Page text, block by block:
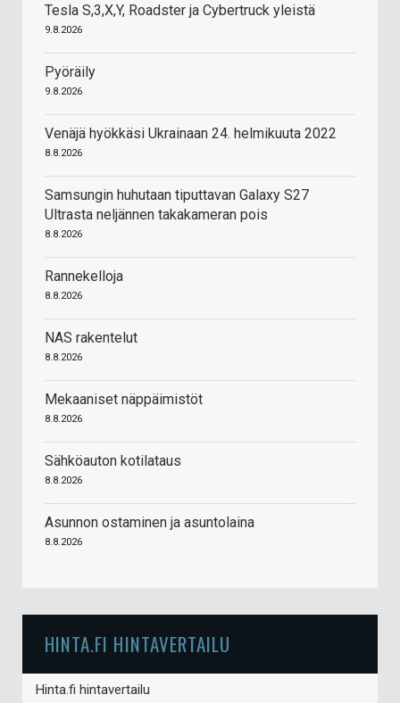
Tesla S,3,X,Y, Roadster ja Cybertruck yleistä
9.8.2026
Pyöräily
9.8.2026
Venäjä hyökkäsi Ukrainaan 24. helmikuuta 2022
8.8.2026
Samsungin huhutaan tiputtavan Galaxy S27
Ultrasta neljännen takakameran pois
8.8.2026
Rannekelloja
8.8.2026
NAS rakentelut
8.8.2026
Mekaaniset näppäimistöt
8.8.2026
Sähköauton kotilataus
8.8.2026
Asunnon ostaminen ja asuntolaina
8.8.2026
HINTA.FI HINTAVERTAILU
Hinta.fi hintavertailu